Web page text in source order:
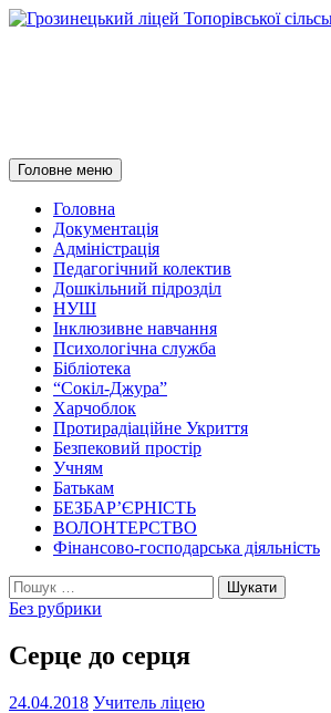
Пошук
Головне меню Перейти
до
Головна
Документація
Адміністрація
Педагогічний колектив
Дошкільний підрозділ
НУШ
Інклюзивне навчання
Психологічна служба
Бібліотека
“Сокіл-Джура”
Харчоблок
Протирадіаційне Укриття
Безпековий простір
Учням
Батькам
БЕЗБАР’ЄРНІСТЬ
ВОЛОНТЕРСТВО
Фінансово-господарська діяльність
Пошук:
Без рубрики
Серце до серця
24.04.2018 Учитель ліцею